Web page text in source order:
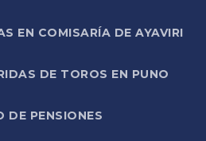
EN COMISARÍA DE AYAVIRI
DE TOROS EN PUNO
DE PENSIONES